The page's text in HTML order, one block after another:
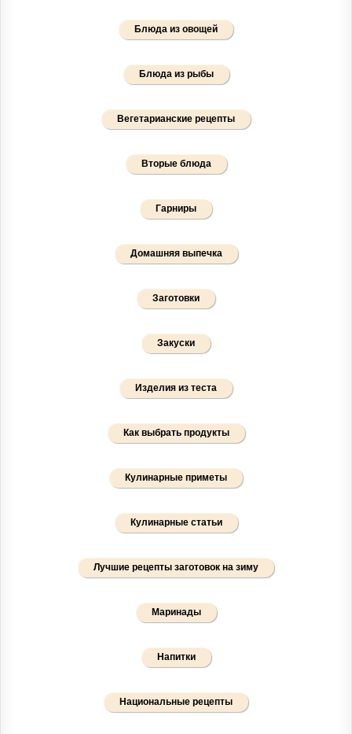
Блюда из овощей
Блюда из рыбы
Вегетарианские рецепты
Вторые блюда
Гарниры
Домашняя выпечка
Заготовки
Закуски
Изделия из теста
Как выбрать продукты
Кулинарные приметы
Кулинарные статьи
Лучшие рецепты заготовок на зиму
Маринады
Напитки
Национальные рецепты